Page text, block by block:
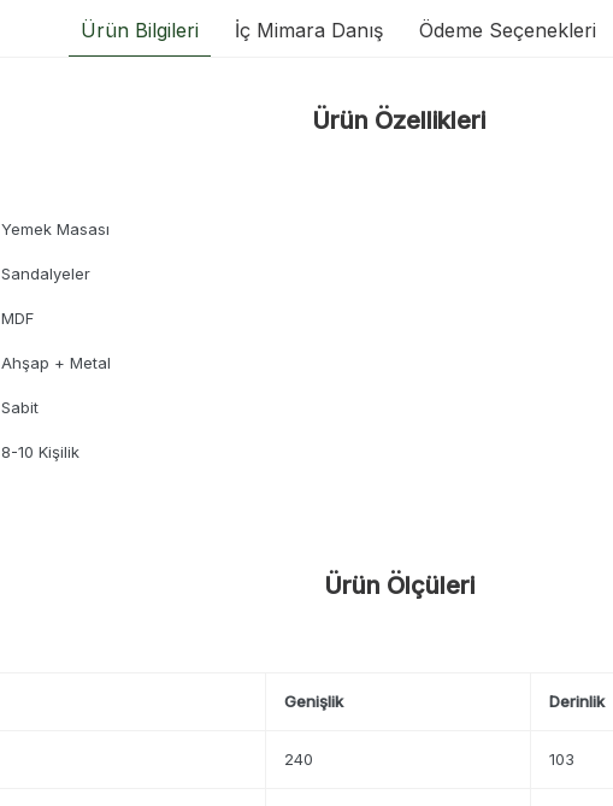
Ürün Bilgileri İç Mimara Danış Ödeme Seçenekleri
Ürün Özellikleri
Yemek Masası
Sandalyeler
MDF
Ahşap + Metal
Sabit
8-10 Kişilik
Ürün Ölçüleri
Genişlik Derinlik
240 103